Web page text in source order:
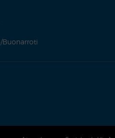
Buonarroti